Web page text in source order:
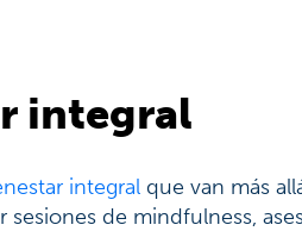
integral
integral que van más
de mindfulness,